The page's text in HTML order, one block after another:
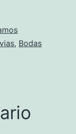
, Bodas